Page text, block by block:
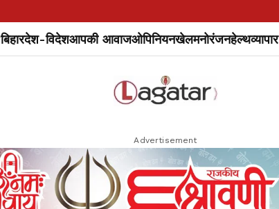
बिहारदेश-विदेशआपकी आवाजओपिनियनखेलमनोरंजनहेल्थव्यापार
Advertisement